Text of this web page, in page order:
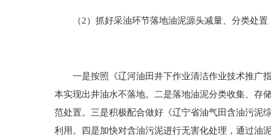
（2）抓好采油环节落地油泥源头减量、分类处置
一是按照《辽河油田井下作业清洁作业技术推广指
本实现出井油水不落地。二是落地油泥分类收集、存
范处置。三是积极配合做好《辽宁省油气田含油污泥
利用。四是加快对含油污泥进行无害化处理，通过油